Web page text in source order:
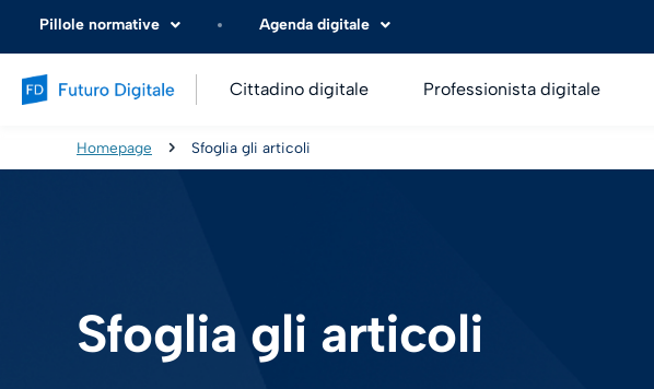
Pillole normative Agenda digitale
Cittadino digitale Professionista digitale
Homepage Sfoglia gli articoli
Sfoglia gli articoli